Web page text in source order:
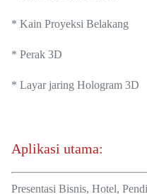
* Kain Proyeksi Belakang
* Perak 3D
* Layar jaring Hologram 3D
Aplikasi utama:
Presentasi Bisnis, Hotel,